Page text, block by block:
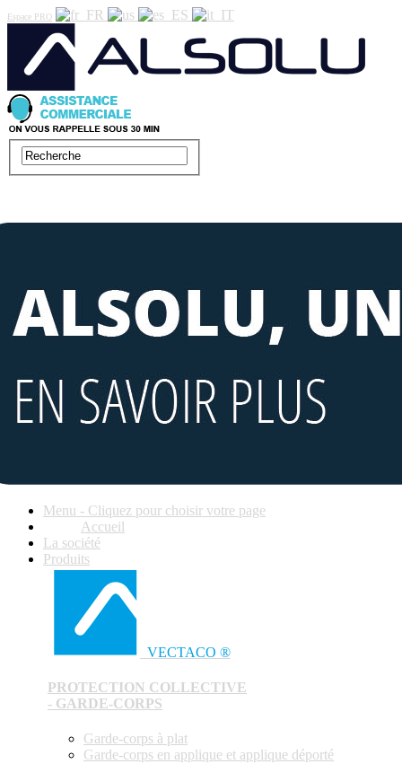
Espace PRO
Menu - Cliquez pour choisir votre page
Accueil
La société
Produits
VECTACO ®
PROTECTION COLLECTIVE
- GARDE-CORPS
Garde-corps à plat
Garde-corps en applique et applique déporté